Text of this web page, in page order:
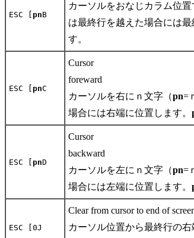
ESC [ pnB
カーソルをおなじカラム位
は最終行を越えた場合には最
す。
ESC [ pnC
Cursor
foreward
カーソルを右にｎ文字（pn=
場合には右端に位置します。
ESC [ pnD
Cursor
backward
カーソルを左にｎ文字（pn=
場合には左端に位置します。
ESC [0J
Clear from cursor to end of
カーソル位置から最終行の